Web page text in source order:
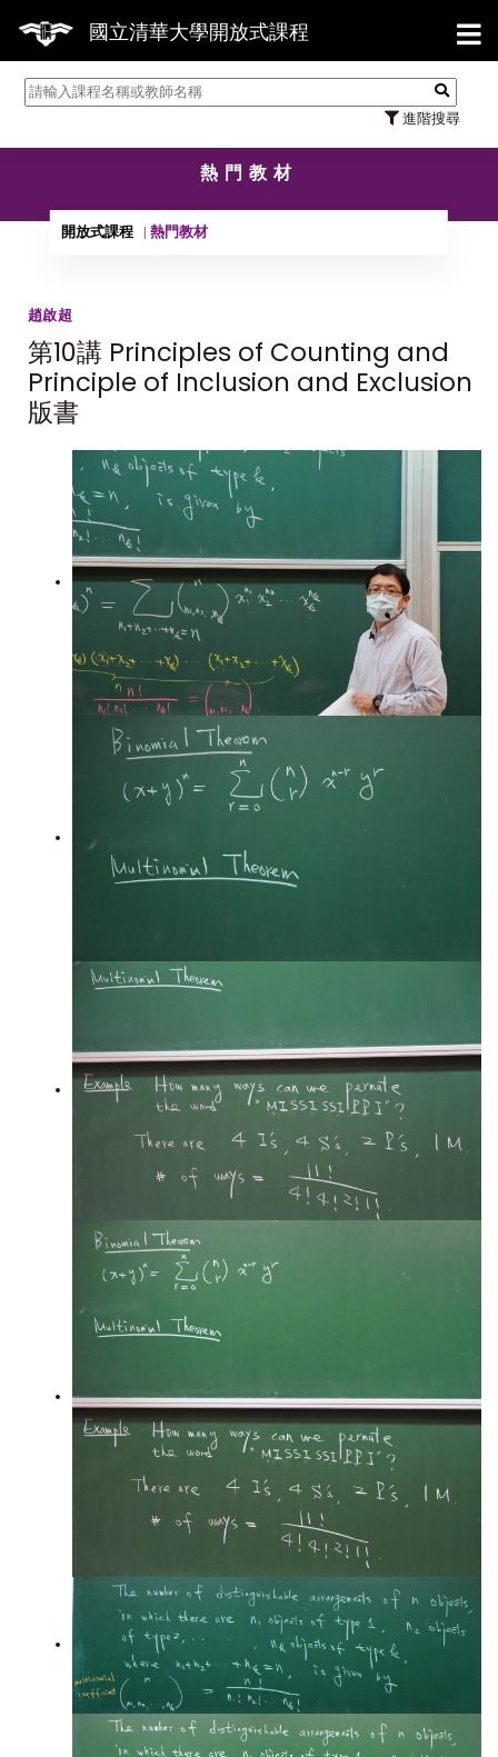
國立清華大學開放式課程
進階搜尋
【
熱門教材
開放式課程 熱門教材
趙啟超
第10講 Principles of Counting and
Principle of Inclusion and Exclusion
版書